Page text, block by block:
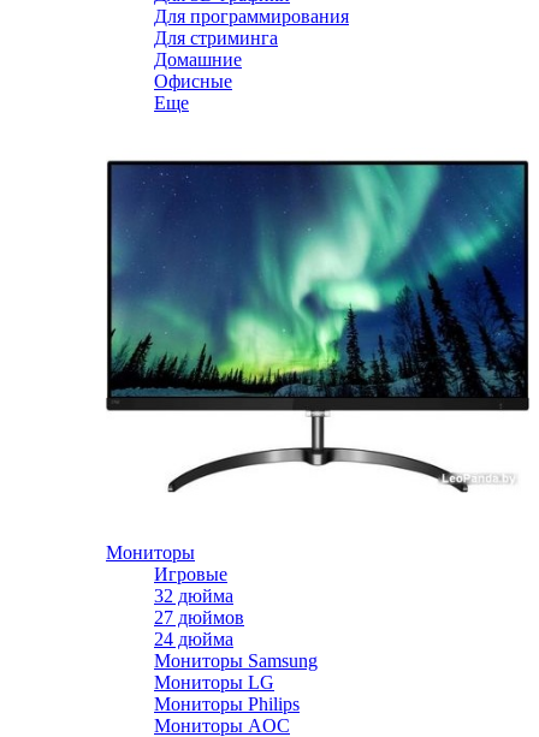
Для программирования
Для стриминга
Домашние
Офисные
Еще
Мониторы
Игровые
32 дюйма
27 дюймов
24 дюйма
Мониторы Samsung
Мониторы LG
Мониторы Philips
Мониторы AOC